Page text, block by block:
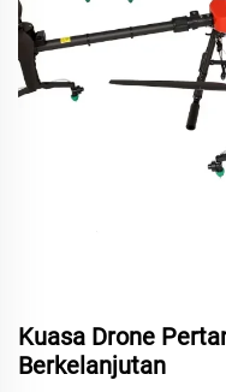
Kuasa Drone
Berkelanjutan